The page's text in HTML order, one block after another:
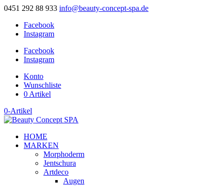
0451 292 88 933 info@beauty-concept-spa.de
Facebook
Instagram
Facebook
Instagram
Konto
Wunschliste
0 Artikel
0-Artikel
HOME
MARKEN
Morphoderm
Jentschura
Artdeco
Augen